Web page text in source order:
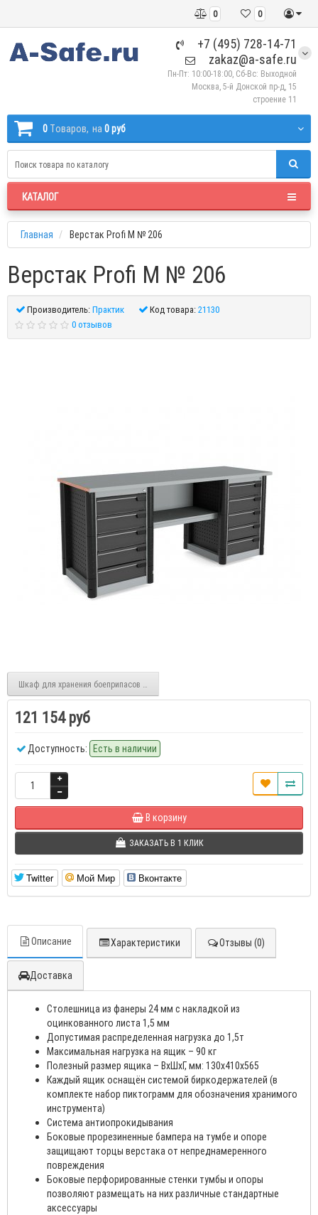
0
0
+7 (495) 728-14-71
zakaz@a-safe.ru
Пн-Пт: 10:00-18:00, Сб-Вс: Выходной
Москва, 5-й Донской пр-д, 15
строение 11
0 Tоваров, на 0 руб
КАТАЛОГ
Главная Верстак Profi M № 206
Верстак Profi M № 206
Производитель:Практик Код товара:21130
0 отзывов
Шкаф для хранения боеприпасов ПШ-1
121 154 руб
Доступность: Есть в наличии
В корзину
ЗАКАЗАТЬ В 1 КЛИК
Twitter Мой Мир Вконтакте
Описание Характеристики Отзывы (0)
Доставка
Столешница из фанеры 24 мм с накладкой из
оцинкованного листа 1,5 мм
Допустимая распределенная нагрузка до 1,5т
Максимальная нагрузка на ящик – 90 кг
Полезный размер ящика – ВхШхГ, мм: 130х410х565
Каждый ящик оснащён системой биркодержателей (в
комплекте набор пиктограмм для обозначения хранимого
инструмента)
Система антиопрокидывания
Боковые прорезиненные бампера на тумбе и опоре
защищают торцы верстака от непреднамеренного
повреждения
Боковые перфорированные стенки тумбы и опоры
позволяют размещать на них различные стандартные
аксессуары